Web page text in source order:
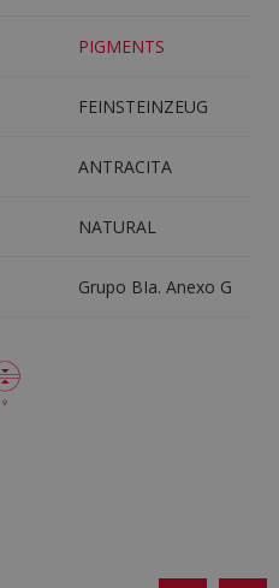
PIGMENTS
FEINSTEINZEUG
ANTRACITA
NATURAL
Grupo BIa. Anexo G